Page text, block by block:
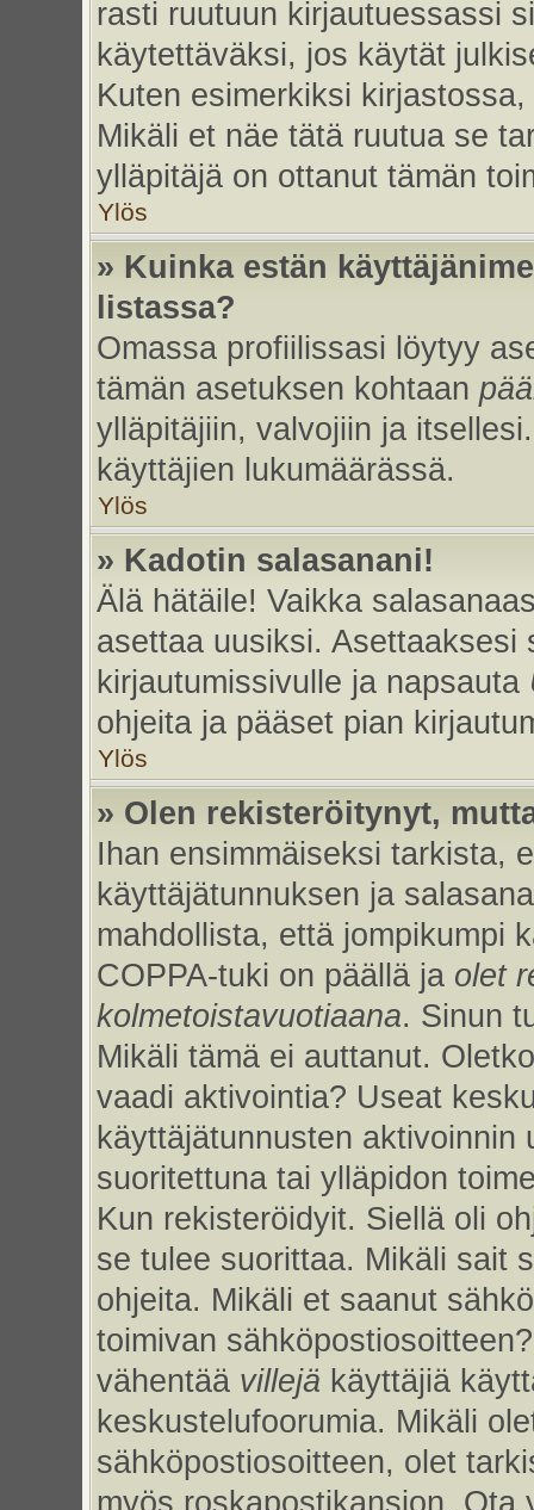
rasti ruutuun kirjautuessassi
käytettäväksi, jos käytät
Kuten esimerkiksi
Mikäli et näe tätä ruutua se
ylläpitäjä on ottanut tämän
Ylös
» Kuinka estän
listassa?
Omassa profiilissasi löytyy
tämän asetuksen kohtaan
ylläpitäjiin, valvojiin ja
käyttäjien lukumäärässä.
Ylös
» Kadotin salasanani!
Älä hätäile! Vaikka
asettaa uusiksi. Asettaaksesi
kirjautumissivulle ja napsauta
ohjeita ja pääset pian
Ylös
» Olen rekisteröitynyt,
Ihan ensimmäiseksi tarkista,
käyttäjätunnuksen ja
mahdollista, että jompikumpi
COPPA-tuki on päällä ja olet
kolmetoistavuotiaana. Sinun
Mikäli tämä ei auttanut.
vaadi aktivointia? Useat
käyttäjätunnusten
suoritettuna tai ylläpidon
Kun rekisteröidyit. Siellä oli
se tulee suorittaa. Mikäli sait
ohjeita. Mikäli et saanut
toimivan
vähentää villejä käyttäjiä
keskustelufoorumia. Mikäli
sähköpostiosoitteen, olet
myös roskapostikansion. Ota